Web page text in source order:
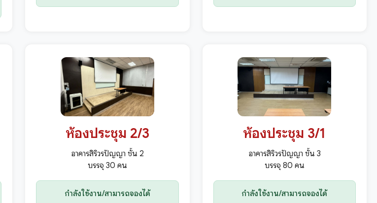
ห้องประชุม 2/3
อาคารสิริวรปัญญา ชั้น 2
บรรจุ 30 คน
กำลังใช้งาน/สามารถจองได้
ห้องประชุม 3/1
อาคารสิริวรปัญญา ชั้น 3
บรรจุ 80 คน
กำลังใช้งาน/สามารถจองได้